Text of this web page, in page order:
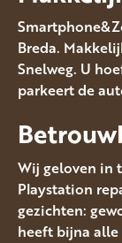
Breda.
Snelweg. U
parkeert de
Wij geloven in
Playstation
gezichten:
heeft bijna alle